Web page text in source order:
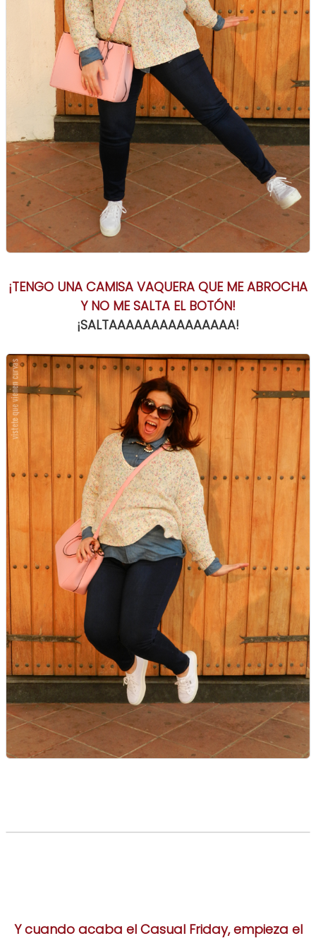
¡TENGO UNA CAMISA VAQUERA QUE ME ABROCHA
Y NO ME SALTA EL BOTÓN!
¡SALTAAAAAAAAAAAAAAA!
Y cuando acaba el Casual Friday, empieza el